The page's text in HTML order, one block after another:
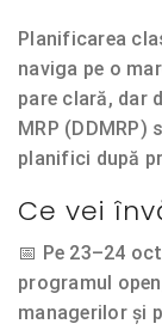
Planificarea
naviga pe o
pare clară, dar
MRP (DDMRP)
planifici după
Ce vei
📅 Pe 23–24
programul
managerilor și